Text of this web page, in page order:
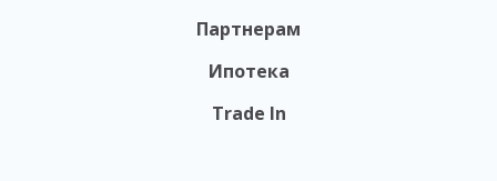
Партнерам
Ипотека
Trade In